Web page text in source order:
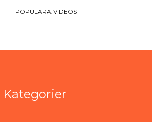
POPULÄRA VIDEOS
Kategorier